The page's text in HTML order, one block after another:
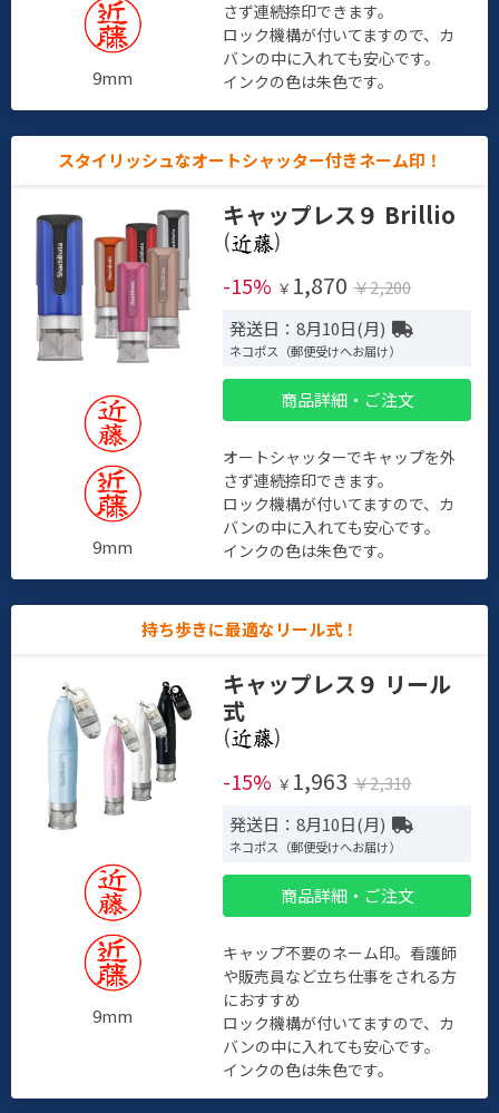
9mm
さず連続捺印できます。
ロック機構が付いてますので、カ
バンの中に入れても安心です。
インクの色は朱色です。
スタイリッシュなオートシャッター付きネーム印！
9mm
キャップレス９ Brillio
(
)
-15% ￥ 1,870 ￥2,200
発送日：8月10日(月)
ネコポス（郵便受けへお届け）
商品詳細・ご注文
オートシャッターでキャップを外
さず連続捺印できます。
ロック機構が付いてますので、カ
バンの中に入れても安心です。
インクの色は朱色です。
持ち歩きに最適なリール式！
9mm
キャップレス９ リール
式
(
)
-15% ￥ 1,963 ￥2,310
発送日：8月10日(月)
ネコポス（郵便受けへお届け）
商品詳細・ご注文
キャップ不要のネーム印。看護師
や販売員など立ち仕事をされる方
におすすめ
ロック機構が付いてますので、カ
バンの中に入れても安心です。
インクの色は朱色です。